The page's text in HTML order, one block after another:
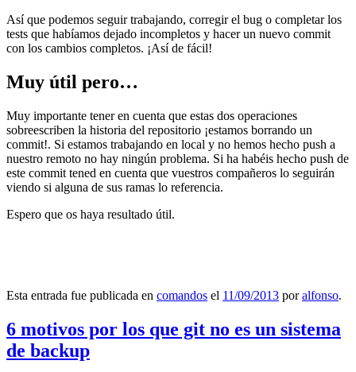
Así que podemos seguir trabajando, corregir el bug o completar los
tests que habíamos dejado incompletos y hacer un nuevo commit
con los cambios completos. ¡Así de fácil!
Muy útil pero…
Muy importante tener en cuenta que estas dos operaciones
sobreescriben la historia del repositorio ¡estamos borrando un
commit!. Si estamos trabajando en local y no hemos hecho push a
nuestro remoto no hay ningún problema. Si ha habéis hecho push de
este commit tened en cuenta que vuestros compañeros lo seguirán
viendo si alguna de sus ramas lo referencia.
Espero que os haya resultado útil.
Esta entrada fue publicada en comandos el 11/09/2013 poralfonso.
6 motivos por los que git no es un sistema
de backup